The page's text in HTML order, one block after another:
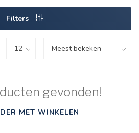
Filters
gevonden!
MET WINKELEN